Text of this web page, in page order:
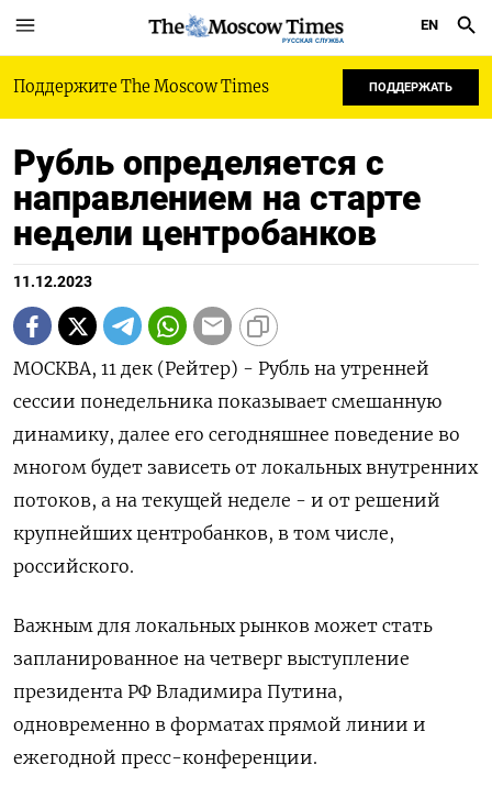
РУССКАЯ СЛУЖБА
EN
Поддержите The Moscow Times ПОДДЕРЖАТЬ
Рубль определяется с
направлением на старте
недели центробанков
11.12.2023
МОСКВА, 11 дек (Рейтер) - Рубль на утренней
сессии понедельника показывает смешанную
динамику, далее его сегодняшнее поведение во
многом будет зависеть от локальных внутренних
потоков, а на текущей неделе - и от решений
крупнейших центробанков, в том числе,
российского.
Важным для локальных рынков может стать
запланированное на четверг выступление
президента РФ Владимира Путина,
одновременно в форматах прямой линии и
ежегодной пресс-конференции.